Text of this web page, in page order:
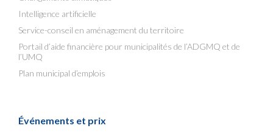
Intelligence artificielle
Service-conseil en aménagement du territoire
Portail d’aide financière pour municipalités de l’ADGMQ et de
l’UMQ
Plan municipal d’emplois
Événements et prix